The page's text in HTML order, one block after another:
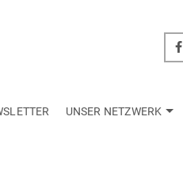
UNSER NETZWERK